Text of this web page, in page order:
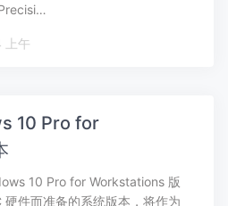
日, 8:44 上午
10 Pro for
10 Pro for Workstations 版
件而准备的系统版本，将作为